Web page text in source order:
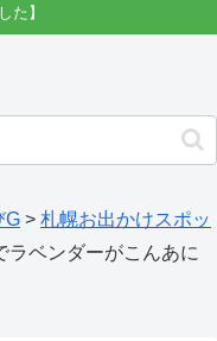
た】
G > 札幌お出かけスポッ
ラベンダーがこんあに